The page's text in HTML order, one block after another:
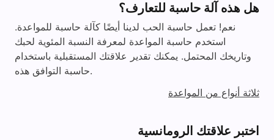
هل هذه آلة حاسبة للتعارف؟
نعم! تعمل حاسبة الحب لدينا أيضًا كآلة حاسبة للمواعدة.
استخدم حاسبة المواعدة لمعرفة النسبة المئوية لحبك
وتاريخك المحتمل. يمكنك تقدير علاقتك المستقبلية باستخدام
حاسبة التوافق هذه.
ثلاثة أنواع من المواعدة
اختبر علاقتك الرومانسية